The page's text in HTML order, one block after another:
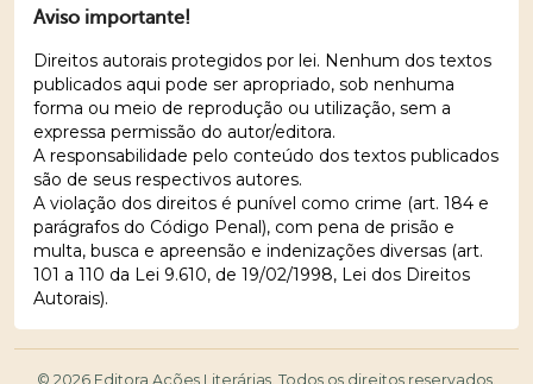
Aviso importante!
Direitos autorais protegidos por lei. Nenhum dos textos
publicados aqui pode ser apropriado, sob nenhuma
forma ou meio de reprodução ou utilização, sem a
expressa permissão do autor/editora.
A responsabilidade pelo conteúdo dos textos publicados
são de seus respectivos autores.
A violação dos direitos é punível como crime (art. 184 e
parágrafos do Código Penal), com pena de prisão e
multa, busca e apreensão e indenizações diversas (art.
101 a 110 da Lei 9.610, de 19/02/1998, Lei dos Direitos
Autorais).
© 2026 Editora Ações Literárias. Todos os direitos reservados.